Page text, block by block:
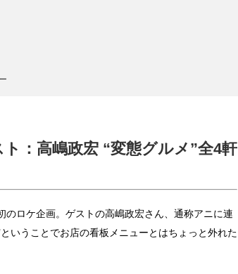
：高嶋政宏 “変態グルメ”全4軒
ロケ企画。ゲストの高嶋政宏さん、通称アニに連
いうことでお店の看板メニューとはちょっと外れた